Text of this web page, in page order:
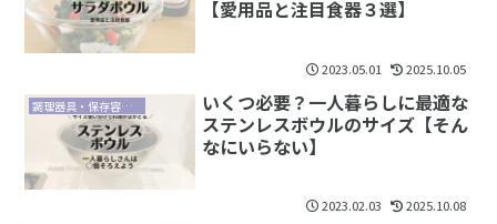
【愛用品と注目食器３選】
2023.05.01 2025.10.05
調理器具・保存容器・食器
いくつ必要？一人暮らしに最適な
ステンレスボウルのサイズ【そん
なにいらない】
2023.02.03 2025.10.08